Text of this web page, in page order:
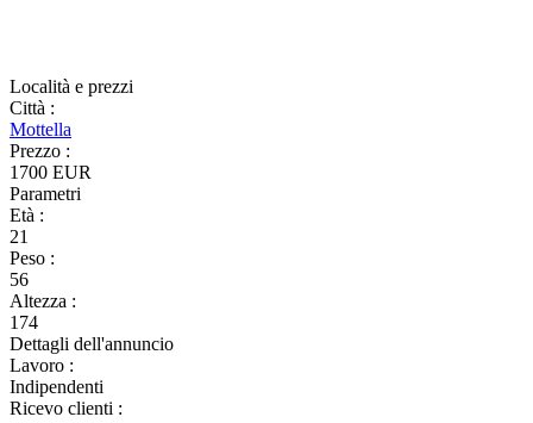
Località e prezzi
Città :
Mottella
Prezzo :
1700 EUR
Parametri
Età :
21
Peso :
56
Altezza :
174
Dettagli dell'annuncio
Lavoro :
Indipendenti
Ricevo clienti :